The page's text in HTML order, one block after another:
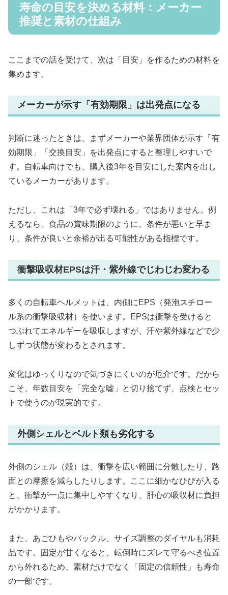
寿命の目安を決める材料：メーカー
推奨と素材の仕組み
ここまでの話を受けて、次は「目安」を作るための材料を
集めます。
メーカーが示す「有効期限」は出発点になる
判断に迷ったときは、まずメーカーや業界団体が示す「有
効期限」「交換目安」を出発点にすると整理しやすいで
す。自転車向けでも、購入後3年を目安にした案内を出し
ているメーカーがあります。
ただし、これは「3年で必ず壊れる」ではありません。例
えるなら、食品の賞味期限のように、条件が悪いと早ま
り、条件が良いと余裕が出る可能性がある指標です。
衝撃吸収材EPSは汗・紫外線でじわじわ変わる
多くの自転車ヘルメットは、内側にEPS（発泡スチロー
ル系の衝撃吸収材）を使います。EPSは衝撃を受けると
つぶれてエネルギーを吸収しますが、汗や紫外線などで少
しずつ状態が変わるとされます。
変化はゆっくりなので気づきにくいのが厄介です。だから
こそ、年数目安を「完全な嘘」と切り捨てず、点検とセッ
トで使うのが現実的です。
外側シェルとベルト類も劣化する
外側のシェル（殻）は、衝撃を広い範囲に分散したり、路
面との摩擦を減らしたりします。ここに細かなひびが入る
と、衝撃が一点に集中しやすくなり、肝心の吸収材に負担
がかかります。
また、あごひもやバックル、サイズ調整のダイヤルも消耗
品です。固定が甘くなると、転倒時にズレて守るべき位置
から外れるため、素材だけでなく「固定の信頼性」も寿命
の一部です。